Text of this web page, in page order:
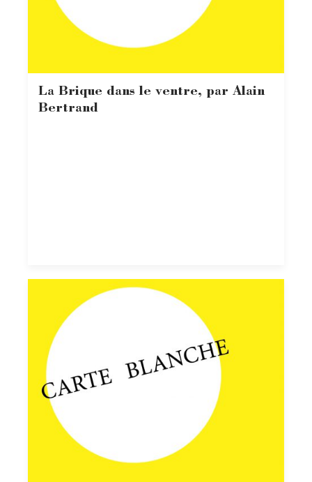
La Brique dans le ventre, par Alain
Bertrand